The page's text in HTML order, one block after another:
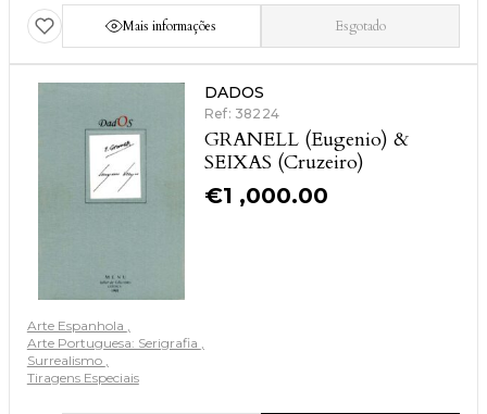
Mais informações Esgotado
DADOS
Ref: 38224
GRANELL (Eugenio) &
SEIXAS (Cruzeiro)
€1 ,000.00
Arte Espanhola
Arte Portuguesa: Serigrafia
Surrealismo
Tiragens Especiais